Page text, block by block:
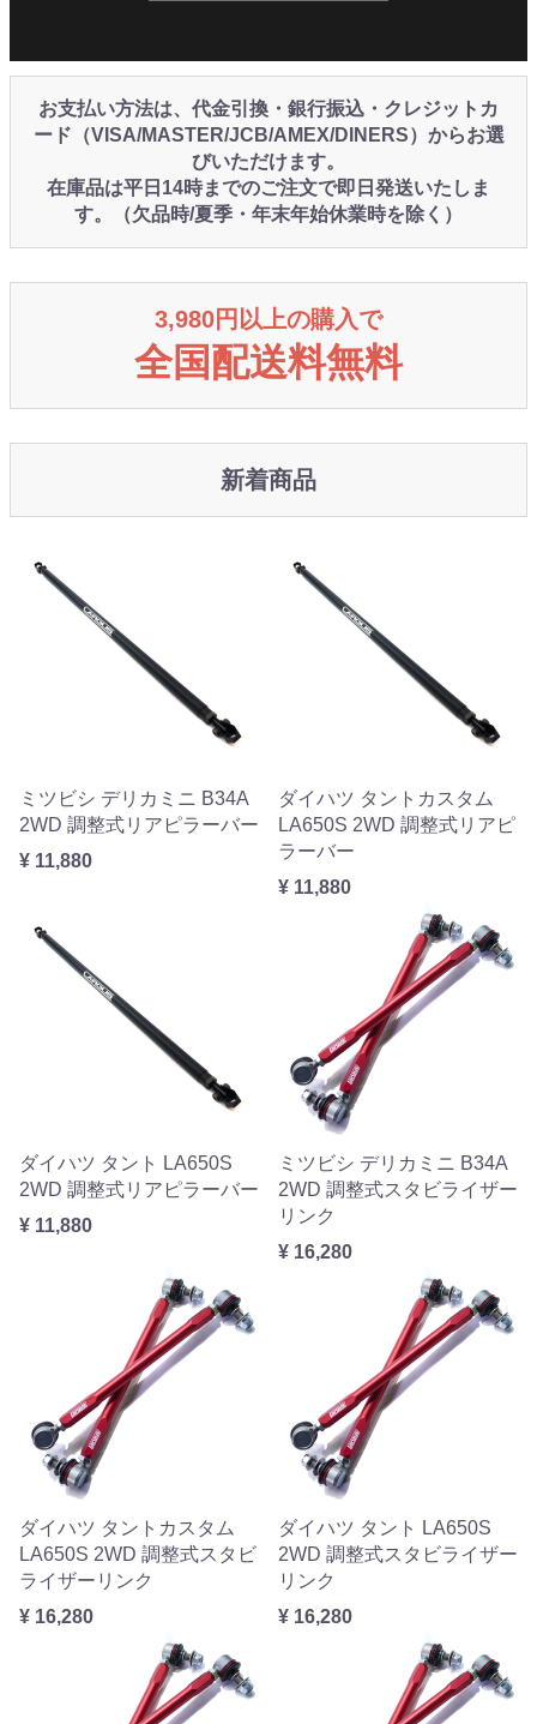
お支払い方法は、代金引換・銀行振込・クレジットカ
ード（VISA/MASTER/JCB/AMEX/DINERS）からお選
びいただけます。
在庫品は平日14時までのご注文で即日発送いたしま
す。（欠品時/夏季・年末年始休業時を除く）
3,980円以上の購入で
全国配送料無料
新着商品
ミツビシ デリカミニ B34A
2WD 調整式リアピラーバー
¥ 11,880
ダイハツ タントカスタム
LA650S 2WD 調整式リアピ
ラーバー
¥ 11,880
ダイハツ タント LA650S
2WD 調整式リアピラーバー
¥ 11,880
ミツビシ デリカミニ B34A
2WD 調整式スタビライザー
リンク
¥ 16,280
ダイハツ タントカスタム
LA650S 2WD 調整式スタビ
ライザーリンク
¥ 16,280
ダイハツ タント LA650S
2WD 調整式スタビライザー
リンク
¥ 16,280